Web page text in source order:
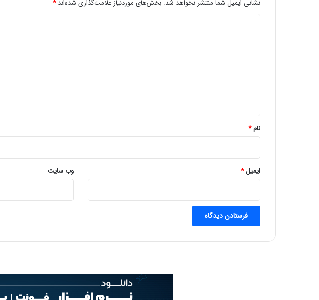
ا
ی
ل
ی
د
ر
ا
ش
نشانی ایمیل شما منتشر نخواهد شد. بخش‌های موردنیاز علامت‌گذاری شده‌اند*
نام*
ایمیل* وب‌ سایت